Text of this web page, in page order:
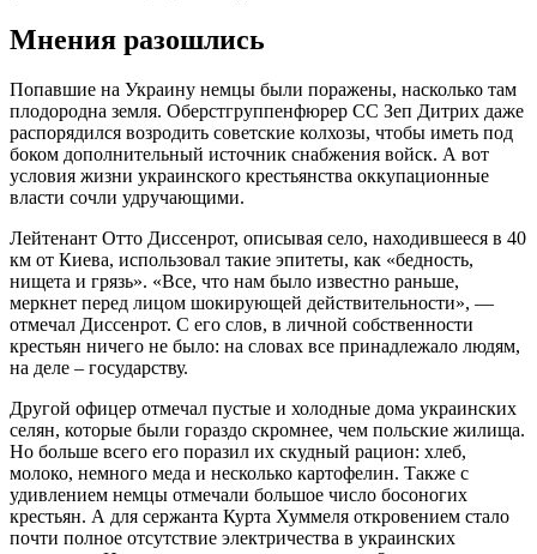
Мнения разошлись
Попавшие на Украину немцы были поражены, насколько там
плодородна земля. Оберстгруппенфюрер СС Зеп Дитрих даже
распорядился возродить советские колхозы, чтобы иметь под
боком дополнительный источник снабжения войск. А вот
условия жизни украинского крестьянства оккупационные
власти сочли удручающими.
Лейтенант Отто Диссенрот, описывая село, находившееся в 40
км от Киева, использовал такие эпитеты, как «бедность,
нищета и грязь». «Все, что нам было известно раньше,
меркнет перед лицом шокирующей действительности», —
отмечал Диссенрот. С его слов, в личной собственности
крестьян ничего не было: на словах все принадлежало людям,
на деле – государству.
Другой офицер отмечал пустые и холодные дома украинских
селян, которые были гораздо скромнее, чем польские жилища.
Но больше всего его поразил их скудный рацион: хлеб,
молоко, немного меда и несколько картофелин. Также с
удивлением немцы отмечали большое число босоногих
крестьян. А для сержанта Курта Хуммеля откровением стало
почти полное отсутствие электричества в украинских